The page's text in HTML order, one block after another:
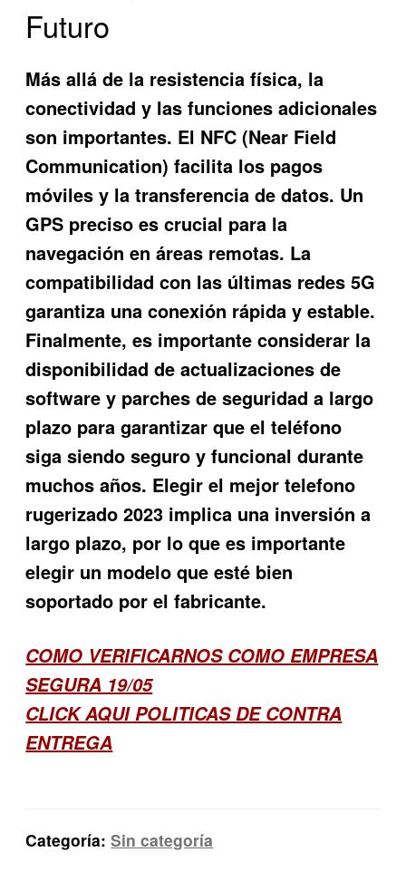
Futuro
Más allá de la resistencia física, la
conectividad y las funciones adicionales
son importantes. El NFC (Near Field
Communication) facilita los pagos
móviles y la transferencia de datos. Un
GPS preciso es crucial para la
navegación en áreas remotas. La
compatibilidad con las últimas redes 5G
garantiza una conexión rápida y estable.
Finalmente, es importante considerar la
disponibilidad de actualizaciones de
software y parches de seguridad a largo
plazo para garantizar que el teléfono
siga siendo seguro y funcional durante
muchos años. Elegir el mejor telefono
rugerizado 2023 implica una inversión a
largo plazo, por lo que es importante
elegir un modelo que esté bien
soportado por el fabricante.
COMO VERIFICARNOS COMO EMPRESA
SEGURA 19/05
CLICK AQUI POLITICAS DE CONTRA
ENTREGA
Categoría:Sin categoría